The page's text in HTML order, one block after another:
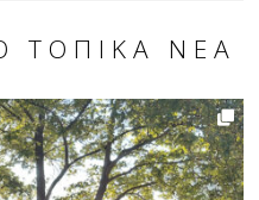
ΤΟΠΙΚΆ ΝΈΑ